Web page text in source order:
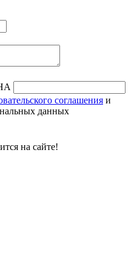
соглашения и
данных
на сайте!